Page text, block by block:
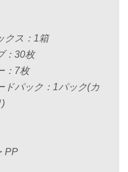
クス：1箱
：30枚
：7枚
ドパック：1パック(カ
)
PP